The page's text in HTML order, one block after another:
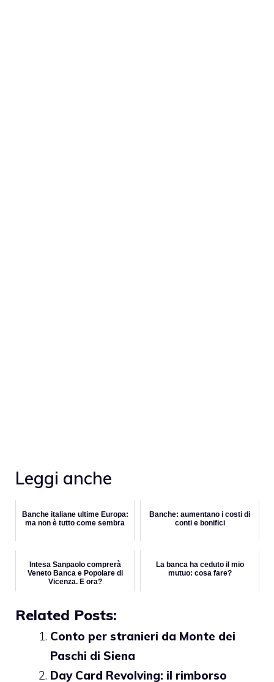
Leggi anche
Banche italiane ultime Europa:
ma non è tutto come sembra
Banche: aumentano i costi di
conti e bonifici
Intesa Sanpaolo comprerà
Veneto Banca e Popolare di
Vicenza. E ora?
La banca ha ceduto il mio
mutuo: cosa fare?
Related Posts:
Conto per stranieri da Monte dei
Paschi di Siena
Day Card Revolving: il rimborso